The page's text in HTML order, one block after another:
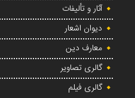
آثار و تألیفات
دیوان اشعار
معارف دین
گالری تصاویر
گالری فیلم